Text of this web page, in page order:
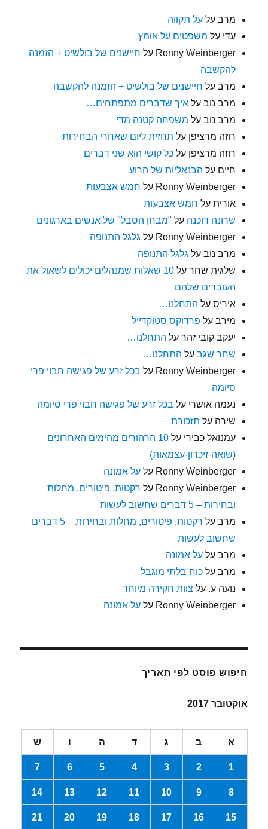
מרב עלעל תקווה
עדי על משפטים על אומץ
Ronny Weinberger על חיישנים של בולשיט + הזמנה
להקשבה
מרב על חיישנים של בולשיט + הזמנה להקשבה
מרב נוב עלאיך שדברים מתפתחים…
מרב נוב על משפחה קטנה מדי
רוזה מרציפן על תחזית ליום שאחרי הבחירות
רוזה מרציפן עלכל קושי הוא שני דברים
חיים על הבנאליות של הרוע
Ronny Weinberger על חמש אצבעות
אורית על חמש אצבעות
שרונה דוכנה על "מבחן הסבל" של אנשים בארגונים
Ronny Weinberger על גלגל התנופה
מרב נוב על גלגל התנופה
שלגית שחר על
10 שאלות שמנהלים יכולים לשאול את
העובדים שלהם
איריס על התחלנו…
מירב על פרדוקס סטוקדייל
יעקב קובי זהר על התחלנו…
שחר שגב על התחלנו…
Ronny Weinberger על בכל זרע של פגישה חבוי פרי
סיומה
נעמה אושרי על בכל זרע של פגישה חבוי פרי סיומה
שירה על תזכורת
עמנואל כבירי על
10 הרהורים מהימים האחרונים
(שואה-זיכרון-עצמאות)
Ronny Weinberger עלעל אמונה
Ronny Weinberger על רקטות, פיטורים, מחלות
ובחירות – 5 דברים שחשוב לעשות
מרב על
רקטות, פיטורים, מחלות ובחירות – 5 דברים
שחשוב לעשות
מרב עלעל אמונה
מרב עלכוח בלתי מוגבל
נועה ע. על צוות חקירה מיוחד
Ronny Weinberger עלעל אמונה
חיפוש פוסט לפי תאריך
אוקטובר 2017
א ב ג ד ה ו ש
1
2
3
4
5
6
7
8
9
10
11
12
13
14
15
16
17
18
19
20
21